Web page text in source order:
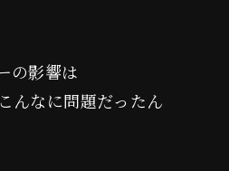
の影響は
んなに問題だったん